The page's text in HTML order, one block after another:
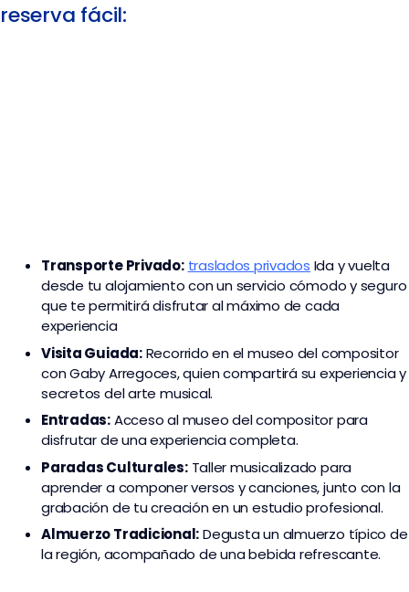
reserva fácil:
TransportePrivado: traslados privados Ida y vuelta
desde tu alojamiento con un servicio cómodo y seguro
que te permitirá disfrutar al máximo de cada
experiencia
Visita Guiada:Recorrido en el museo del compositor
con Gaby Arregoces, quien compartirá su experiencia y
secretos del arte musical.
Entradas:Acceso al museo del compositor para
disfrutar de una experiencia completa.
Paradas Culturales:Taller musicalizado para
aprender a componer versos y canciones, junto con la
grabación de tu creación en un estudio profesional.
Almuerzo Tradicional:Degusta un almuerzo típico de
la región, acompañado de una bebida refrescante.